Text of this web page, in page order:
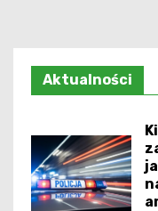
Aktualności